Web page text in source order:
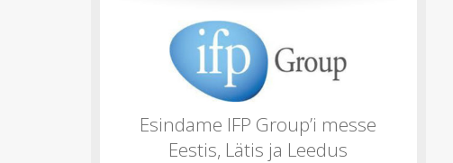
Esindame IFP Group’i messe
Eestis, Lätis ja Leedus